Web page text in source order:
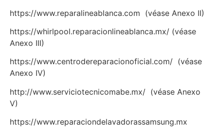
https://www.reparalineablanca.com (véase Anexo II)
https://whirlpool.reparacionlineablanca.mx/ (véase
Anexo III)
https://www.centrodereparacionoficial.com/ (véase
Anexo IV)
http://www.serviciotecnicomabe.mx/ (véase Anexo
V)
https://www.reparaciondelavadorassamsung.mx